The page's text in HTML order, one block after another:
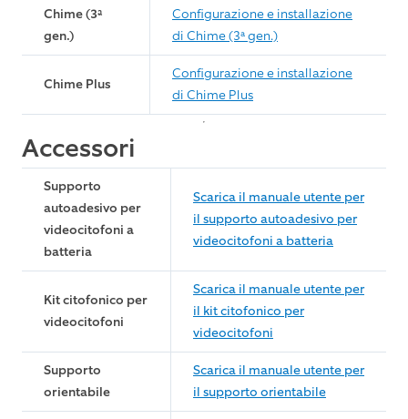
Chime (3ª
gen.)
Configurazione e installazione
di Chime (3ª gen.)
Chime Plus
Configurazione e installazione
di Chime Plus
Accessori
Supporto
autoadesivo per
videocitofoni a
batteria
Scarica il manuale utente per
il supporto autoadesivo per
videocitofoni a batteria
Kit citofonico per
videocitofoni
Scarica il manuale utente per
il kit citofonico per
videocitofoni
Supporto
orientabile
Scarica il manuale utente per
il supporto orientabile